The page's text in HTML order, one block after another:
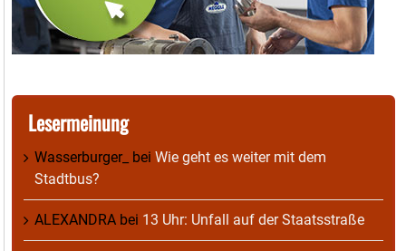
Lesermeinung
Wasserburger_ bei Wie geht es weiter mit dem
Stadtbus?
ALEXANDRA bei 13 Uhr: Unfall auf der Staatsstraße